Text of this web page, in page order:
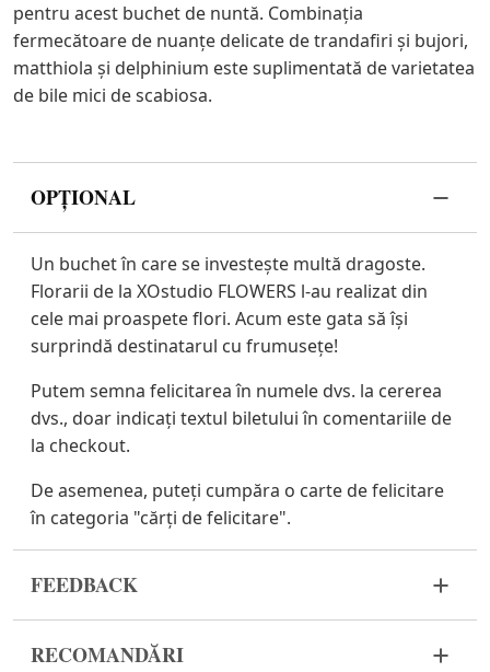
pentru acest buchet de nuntă. Combinația
fermecătoare de nuanțe delicate de trandafiri și bujori,
matthiola și delphinium este suplimentată de varietatea
de bile mici de scabiosa.
OPȚIONAL
Un buchet în care se investește multă dragoste.
Florarii de la XOstudio FLOWERS l-au realizat din
cele mai proaspete flori. Acum este gata să își
surprindă destinatarul cu frumusețe!
Putem semna felicitarea în numele dvs. la cererea
dvs., doar indicați textul biletului în comentariile de
la checkout.
De asemenea, puteți cumpăra o carte de felicitare
în categoria "cărți de felicitare".
FEEDBACK
buchetul dvs. nu a ajuns în stare corespunzătoare,
RECOMANDĂRI